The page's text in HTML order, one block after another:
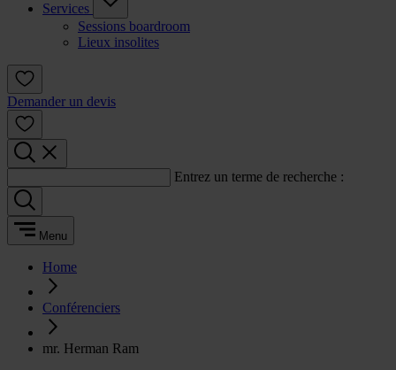
Services
Sessions boardroom
Lieux insolites
Demander un devis
Entrez un terme de recherche :
Menu
Home
Conférenciers
mr. Herman Ram